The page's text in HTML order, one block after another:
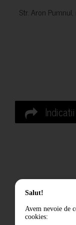
Str. Aron
Salut!
Avem nevoie de
cookies: